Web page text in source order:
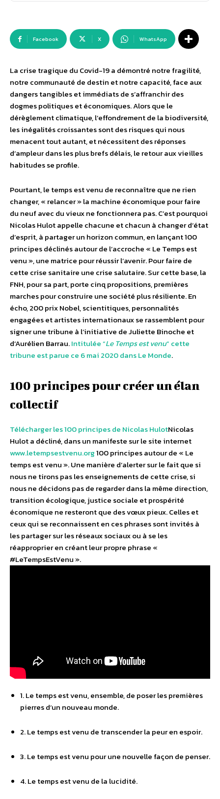
Facebook X WhatsApp
La crise tragique du Covid-19 a démontré notre fragilité,
notre communauté de destin et notre capacité, face aux
dangers tangibles et immédiats de s’affranchir des
dogmes politiques et économiques. Alors que le
dérèglement climatique, l’effondrement de la biodiversité,
les inégalités croissantes sont des risques qui nous
menacent tout autant, et nécessitent des réponses
d’ampleur dans les plus brefs délais, le retour aux vieilles
habitudes se profile.
Pourtant, le temps est venu de reconnaître que ne rien
changer, « relancer » la machine économique pour faire
du neuf avec du vieux ne fonctionnera pas. C’est pourquoi
Nicolas Hulot appelle chacune et chacun à changer d’état
d’esprit, à partager un horizon commun, en lançant 100
principes déclinés autour de l’accroche « Le Temps est
venu », une matrice pour réussir l’avenir. Pour faire de
cette crise sanitaire une crise salutaire. Sur cette base, la
FNH, pour sa part, porte cinq propositions, premières
marches pour construire une société plus résiliente. En
écho, 200 prix Nobel, scientitiques, personnalités
engagées et artistes internationaux se rassemblent pour
signer une tribune à l’initiative de Juliette Binoche et
d’Aurélien Barrau.Intitulée “Le Temps est venu” cette
tribune est parue ce 6 mai 2020 dans Le Monde.
100 principes pour créer un élan
collectif
Télécharger les 100 principes de Nicolas HulotNicolas
Hulot a décliné, dans un manifeste sur le site internet
www.letempsestvenu.org100 principes autour de « Le
temps est venu ». Une manière d’alerter sur le fait que si
nous ne tirons pas les enseignements de cette crise, si
nous ne décidons pas de regarder dans la même direction,
transition écologique, justice sociale et prospérité
économique ne resteront que des vœux pieux. Celles et
ceux qui se reconnaissent en ces phrases sont invités à
les partager sur les réseaux sociaux ou à se les
réapproprier en créant leur propre phrase «
#LeTempsEstVenu ».
1. Le temps est venu, ensemble, de poser les premières
pierres d’un nouveau monde.
2. Le temps est venu de transcender la peur en espoir.
3. Le temps est venu pour une nouvelle façon de penser.
4. Le temps est venu de la lucidité.